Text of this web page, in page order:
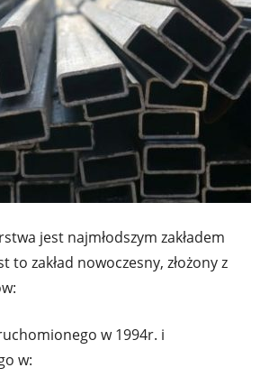
jest najmłodszym zakładem
to zakład nowoczesny, złożony z
w 1994r. i
w: